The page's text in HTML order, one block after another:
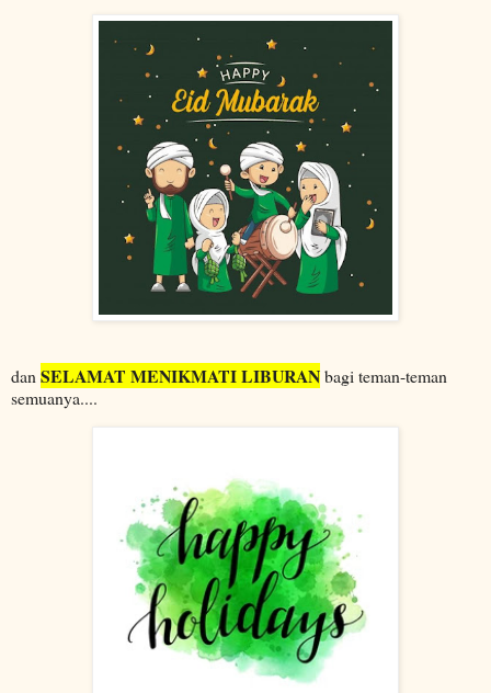
dan SELAMAT MENIKMATI LIBURANbagi teman-teman
semuanya....